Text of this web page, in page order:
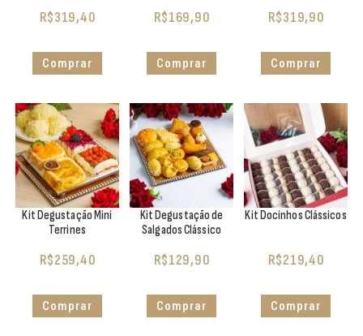
R$319,40
Comprar
R$169,90
Comprar
R$319,90
Comprar
Kit Degustação Mini
Terrines
R$259,40
Comprar
Kit Degustação de
Salgados Clássico
R$129,90
Comprar
Kit Docinhos Clássicos
R$219,40
Comprar